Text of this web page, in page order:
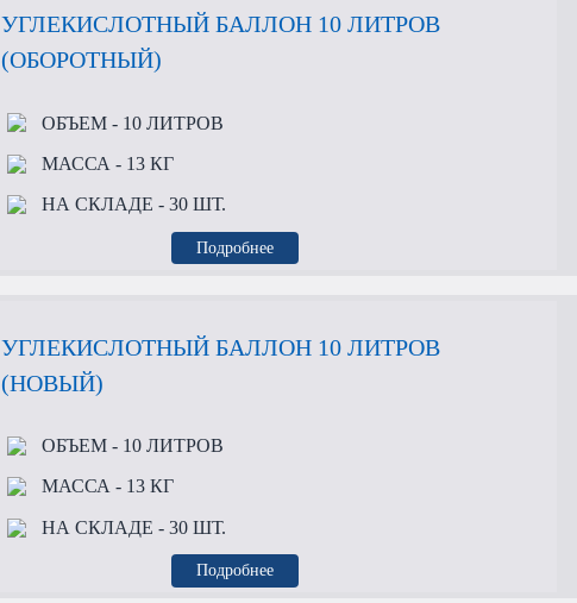
УГЛЕКИСЛОТНЫЙ БАЛЛОН 10 ЛИТРОВ
(ОБОРОТНЫЙ)
ОБЪЕМ- 10 ЛИТРОВ
МАССА - 13 КГ
НА СКЛАДЕ - 30 ШТ.
Подробнее
УГЛЕКИСЛОТНЫЙ БАЛЛОН 10 ЛИТРОВ
(НОВЫЙ)
ОБЪЕМ- 10 ЛИТРОВ
МАССА - 13 КГ
НА СКЛАДЕ - 30 ШТ.
Подробнее